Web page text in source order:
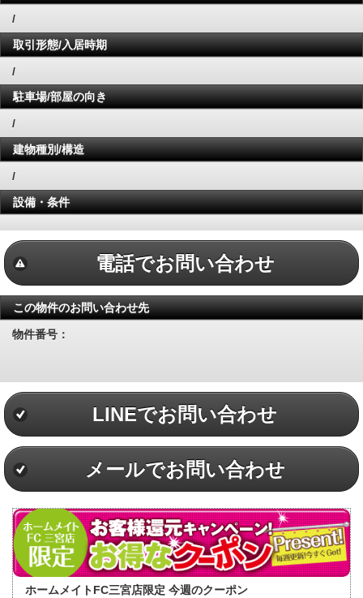
/
取引形態/入居時期
/
駐車場/部屋の向き
/
建物種別/構造
/
設備・条件
電話でお問い合わせ
この物件のお問い合わせ先
物件番号：
LINEでお問い合わせ
メールでお問い合わせ
ホームメイトFC三宮店限定 今週のクーポン